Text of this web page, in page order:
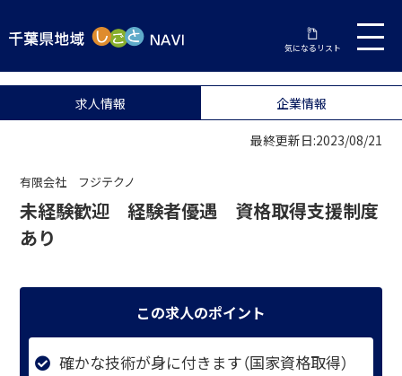
気になるリスト
求人情報 企業情報
最終更新日:2023/08/21
有限会社 フジテクノ
未経験歓迎 経験者優遇 資格取得支援制度
あり
この求人のポイント
確かな技術が身に付きます（国家資格取得）